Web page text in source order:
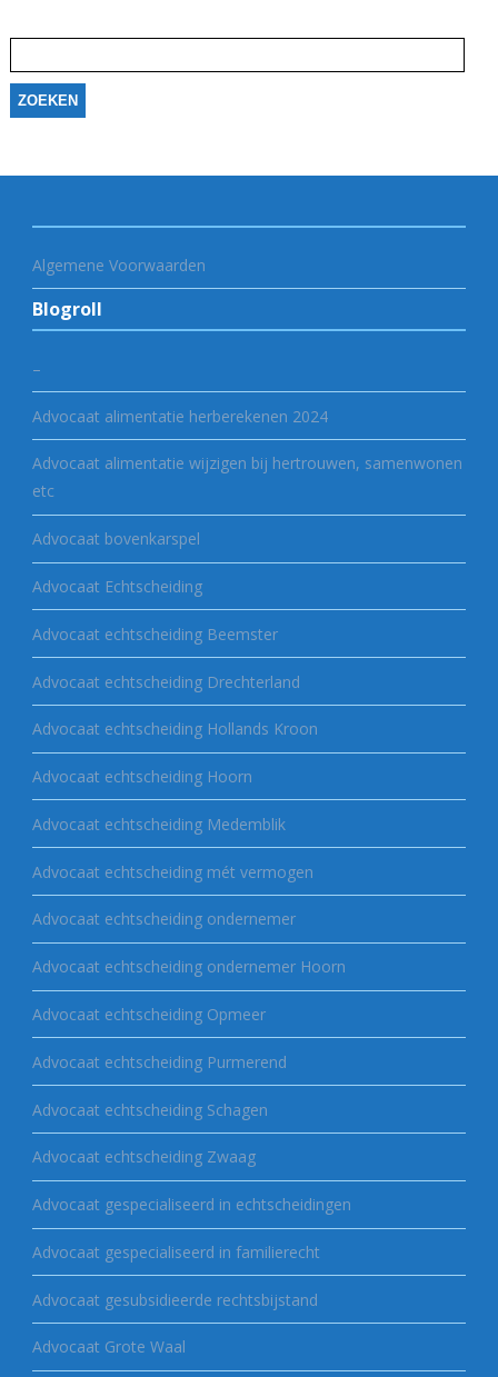
naar:
Algemene Voorwaarden
Blogroll
–
Advocaat alimentatie herberekenen 2024
Advocaat alimentatie wijzigen bij hertrouwen, samenwonen
etc
Advocaat bovenkarspel
Advocaat Echtscheiding
Advocaat echtscheiding Beemster
Advocaat echtscheiding Drechterland
Advocaat echtscheiding Hollands Kroon
Advocaat echtscheiding Hoorn
Advocaat echtscheiding Medemblik
Advocaat echtscheiding mét vermogen
Advocaat echtscheiding ondernemer
Advocaat echtscheiding ondernemer Hoorn
Advocaat echtscheiding Opmeer
Advocaat echtscheiding Purmerend
Advocaat echtscheiding Schagen
Advocaat echtscheiding Zwaag
Advocaat gespecialiseerd in echtscheidingen
Advocaat gespecialiseerd in familierecht
Advocaat gesubsidieerde rechtsbijstand
Advocaat Grote Waal